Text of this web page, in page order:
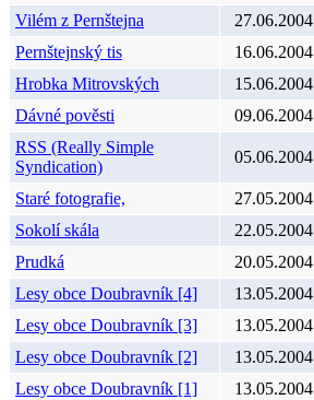
Vilém z Pernštejna
27.06.2004
Pernštejnský tis
16.06.2004
Hrobka Mitrovských
15.06.2004
Dávné pověsti
09.06.2004
RSS (Really Simple
Syndication)
05.06.2004
Staré fotografie, 27.05.2004
Sokolí skála
22.05.2004
Prudká
20.05.2004
Lesy obce Doubravník [4]
13.05.2004
Lesy obce Doubravník [3]
13.05.2004
Lesy obce Doubravník [2]
13.05.2004
Lesy obce Doubravník [1]
13.05.2004